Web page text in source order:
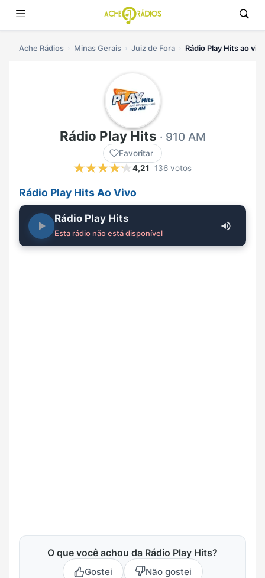
Ache Rádios Minas Gerais Juiz de Fora Rádio Play Hits ao vivo
Rádio Play Hits · 910 AM
Favoritar
4,21
136 votos
Rádio Play Hits Ao Vivo
Rádio Play Hits
Esta rádio não está disponível
O que você achou da Rádio Play Hits?
Gostei Não gostei